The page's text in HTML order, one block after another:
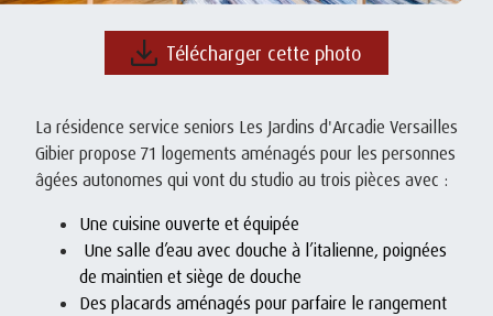
Télécharger cette photo
La résidence service seniors Les Jardins d'Arcadie Versailles
Gibier propose 71 logements aménagés pour les personnes
âgées autonomes qui vont du studio au trois pièces avec :
Une cuisine ouverte et équipée
Une salle d’eau avec douche à l’italienne, poignées
de maintien et siège de douche
Des placards aménagés pour parfaire le rangement